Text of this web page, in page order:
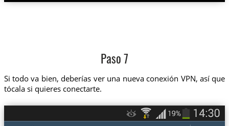
Paso 7
Si todo va bien, deberías ver una nueva conexión VPN, así que
tócala si quieres conectarte.